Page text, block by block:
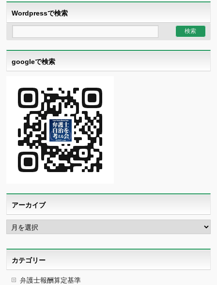
Wordpressで検索
googleで検索
アーカイブ
ア
ー
カ
カテゴリー
弁護士報酬算定基準